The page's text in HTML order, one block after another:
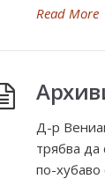
Read More
Д-р
трябва
по-